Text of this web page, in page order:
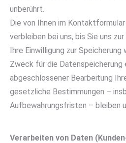
unberührt.
Die von Ihnen im
verbleiben bei uns, bis Sie uns
Ihre Einwilligung zur
Zweck für die Datenspeicherung
abgeschlossener Bearbeitung
gesetzliche Bestimmungen –
Aufbewahrungsfristen – bleiben
Verarbeiten von Daten